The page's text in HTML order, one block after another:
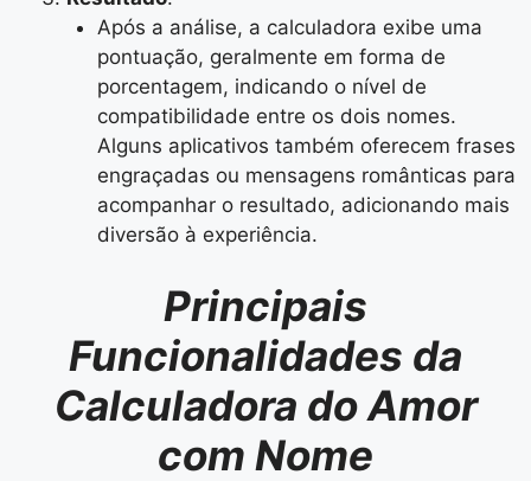
Após a análise, a calculadora exibe uma
pontuação, geralmente em forma de
porcentagem, indicando o nível de
compatibilidade entre os dois nomes.
Alguns aplicativos também oferecem frases
engraçadas ou mensagens românticas para
acompanhar o resultado, adicionando mais
diversão à experiência.
Principais
Funcionalidades da
Calculadora do Amor
com Nome